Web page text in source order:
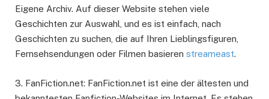
Eigene Archiv. Auf dieser Website stehen viele
Geschichten zur Auswahl, und es ist einfach, nach
Geschichten zu suchen, die auf Ihren Lieblingsfiguren,
Fernsehsendungen oder Filmen basieren streameast.
3. FanFiction.net: FanFiction.net ist eine der ältesten und